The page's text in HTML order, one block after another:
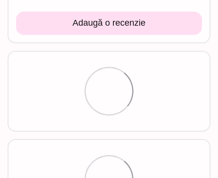
Adaugă o recenzie